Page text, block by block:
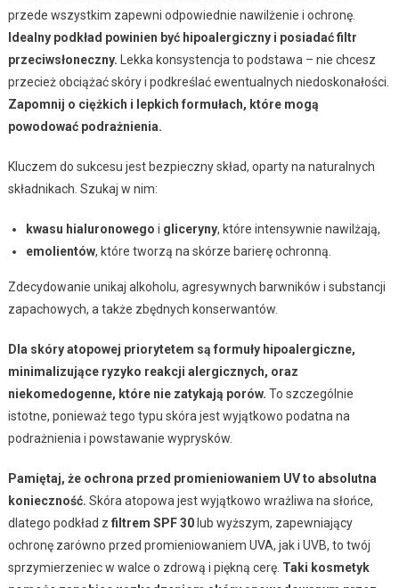
przede wszystkim zapewni odpowiednie nawilżenie i ochronę.
Idealny podkład powinien być hipoalergiczny i posiadać filtr
przeciwsłoneczny. Lekka konsystencja to podstawa – nie chcesz
przecież obciążać skóry i podkreślać ewentualnych niedoskonałości.
Zapomnij o ciężkich i lepkich formułach, które mogą
powodować podrażnienia.
Kluczem do sukcesu jest bezpieczny skład, oparty na naturalnych
składnikach. Szukaj w nim:
kwasu hialuronowego i gliceryny, które intensywnie nawilżają,
emolientów, które tworzą na skórze barierę ochronną.
Zdecydowanie unikaj alkoholu, agresywnych barwników i substancji
zapachowych, a także zbędnych konserwantów.
Dla skóry atopowej priorytetem są formuły hipoalergiczne,
minimalizujące ryzyko reakcji alergicznych, oraz
niekomedogenne, które nie zatykają porów. To szczególnie
istotne, ponieważ tego typu skóra jest wyjątkowo podatna na
podrażnienia i powstawanie wyprysków.
Pamiętaj, że ochrona przed promieniowaniem UV to absolutna
konieczność. Skóra atopowa jest wyjątkowo wrażliwa na słońce,
dlatego podkład z filtrem SPF 30lub wyższym, zapewniający
ochronę zarówno przed promieniowaniem UVA, jak i UVB, to twój
sprzymierzeniec w walce o zdrową i piękną cerę. Taki kosmetyk